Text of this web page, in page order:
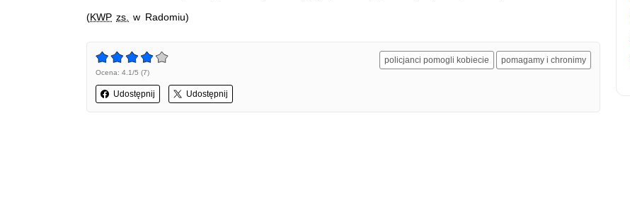
(KWP zs. w Radomiu)
Ocena: 4.1/5 (7)
Udostępnij Udostępnij
policjanci pomogli kobiecie pomagamy i chronimy